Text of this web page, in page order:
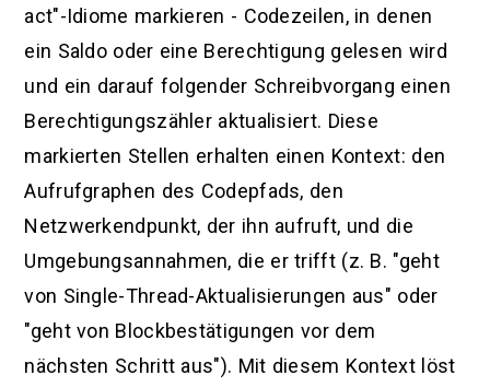
act"-Idiome markieren - Codezeilen, in denen
ein Saldo oder eine Berechtigung gelesen wird
und ein darauf folgender Schreibvorgang einen
Berechtigungszähler aktualisiert. Diese
markierten Stellen erhalten einen Kontext: den
Aufrufgraphen des Codepfads, den
Netzwerkendpunkt, der ihn aufruft, und die
Umgebungsannahmen, die er trifft (z. B. "geht
von Single-Thread-Aktualisierungen aus" oder
"geht von Blockbestätigungen vor dem
nächsten Schritt aus"). Mit diesem Kontext löst